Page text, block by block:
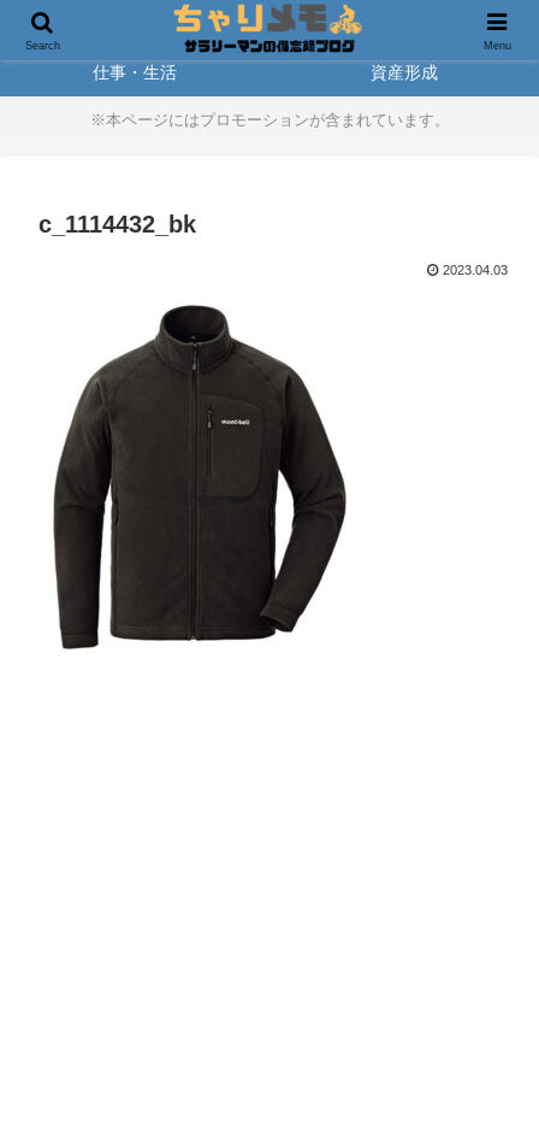
製品レビュー
仕事・生活 資産形成
※本ページにはプロモーションが含まれています。
c_1114432_bk
2023.04.03
Search Menu